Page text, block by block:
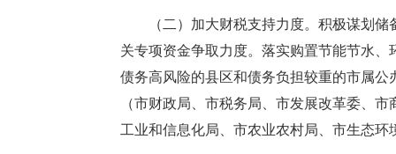
（二）加大财税支持力度。积极谋划
关专项资金争取力度。落实购置节能节水
债务高风险的县区和债务负担较重的市属
（市财政局、市税务局、市发展改革委、
工业和信息化局、市农业农村局、市生态